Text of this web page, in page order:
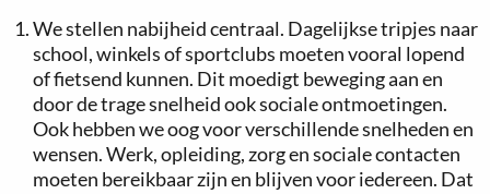
We stellen nabijheid centraal. Dagelijkse tripjes naar
school, winkels of sportclubs moeten vooral lopend
of fietsend kunnen. Dit moedigt beweging aan en
door de trage snelheid ook sociale ontmoetingen.
Ook hebben we oog voor verschillende snelheden en
wensen. Werk, opleiding, zorg en sociale contacten
moeten bereikbaar zijn en blijven voor iedereen. Dat